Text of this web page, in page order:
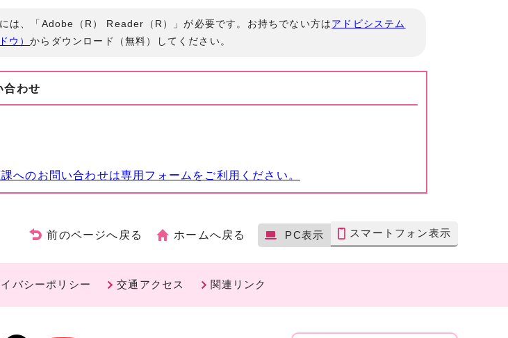
は、「Adobe（R） Reader（R）」が必要です。お持ちでない方はアドビシステム
ウ）からダウンロード（無料）してください。
合わせ
へのお問い合わせは専用フォームをご利用ください。
前のページへ戻る ホームへ戻る PC表示 スマートフォン表示
バシーポリシー 交通アクセス 関連リンク